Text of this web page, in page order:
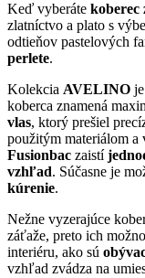
Keď vyberáte koberec
zlatníctvo a plato s
odtieňov pastelových
perlete.
Kolekcia AVELINO
koberca znamená
vlas, ktorý prešiel
použitým materiálom
Fusionbac zaistí
vzhľad. Súčasne je
kúrenie.
Nežne vyzerajúce
záťaže, preto ich
interiéru, ako sú
vzhľad zvádza na